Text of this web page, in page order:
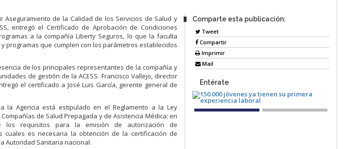
Aseguramiento de la Calidad de los Servicios de Salud y
entregó el Certificado de Aprobación de Condiciones
a la compañía Liberty Seguros, lo que la faculta
programas que cumplen con los parámetros establecidos
de los principales representantes de la compañía y
de gestión de la ACESS. Francisco Vallejo, director
el certificado a José Luis García, gerente general de
la Agencia está estipulado en el Reglamento a la Ley
de Salud Prepagada y de Asistencia Médica; en
los requisitos para la emisión de autorización de
cuales es necesaria la obtención de la certificación de
Autoridad Sanitaria nacional.
Comparte esta publicación:
Tweet
Compartir
Imprimir
Mail
Entérate